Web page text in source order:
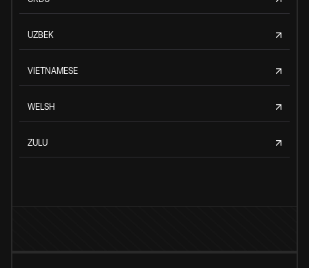
UZBEK
VIETNAMESE
WELSH
ZULU